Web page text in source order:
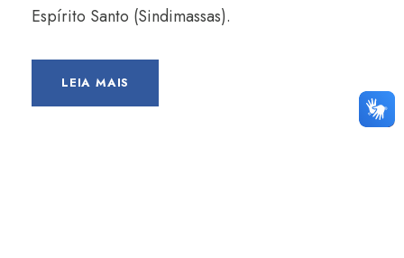
Espírito Santo (Sindimassas).
LEIA MAIS